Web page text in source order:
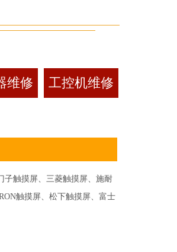
维修 工控机维修
触摸屏、三菱触摸屏、施耐
触摸屏、松下触摸屏、富士